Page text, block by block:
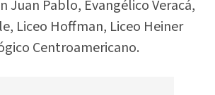
Juan Pablo, Evangélico Veracá,
Liceo Hoffman, Liceo Heiner
Centroamericano.